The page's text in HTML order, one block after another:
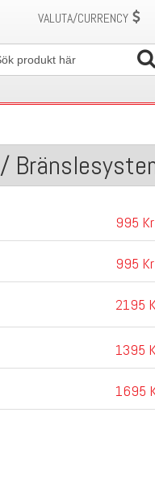
VALUTA/CURRENCY
995 Kr
995 Kr
2195
1395
1695